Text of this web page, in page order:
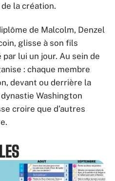
la création.
de Malcolm, Denzel
glisse à son fils
par lui un jour. Au sein de
: chaque membre
devant ou derrière la
Washington
croire que d’autres